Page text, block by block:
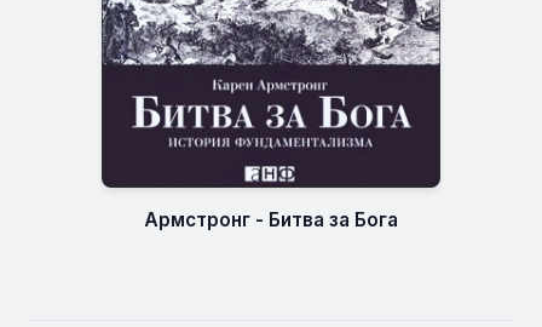
Армстронг - Битва за Бога